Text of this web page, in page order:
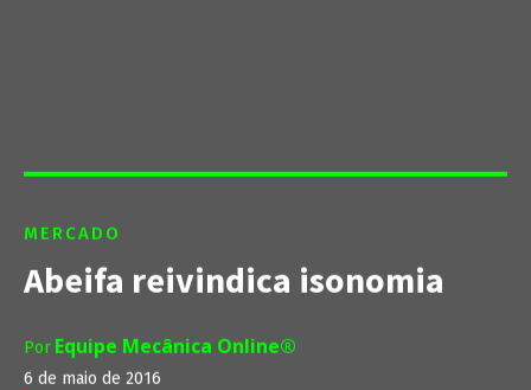
MERCADO
Abeifa reivindica isonomia
Por Equipe Mecânica Online®
6 de maio de 2016